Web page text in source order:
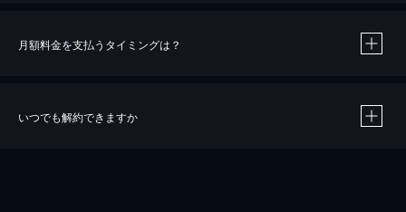
※40％ポイント還元の対象は、クレジットカード決済による作品の購入 / レンタルです。
月額料金を支払うタイミングは？
いつでも解約できますか